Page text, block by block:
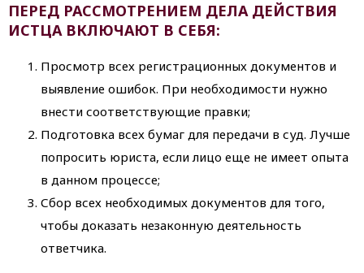
ПЕРЕД РАССМОТРЕНИЕМ ДЕЛА ДЕЙСТВИЯ
ИСТЦА ВКЛЮЧАЮТ В СЕБЯ:
Просмотр всех регистрационных документов и
выявление ошибок. При необходимости нужно
внести соответствующие правки;
Подготовка всех бумаг для передачи в суд. Лучше
попросить юриста, если лицо еще не имеет опыта
в данном процессе;
Сбор всех необходимых документов для того,
чтобы доказать незаконную деятельность
ответчика.